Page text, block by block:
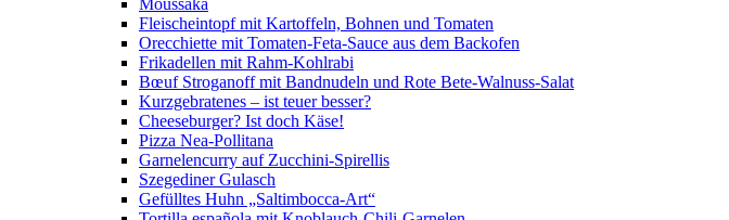
Moussaka
Fleischeintopf mit Kartoffeln, Bohnen und Tomaten
Orecchiette mit Tomaten-Feta-Sauce aus dem Backofen
Frikadellen mit Rahm-Kohlrabi
Bœuf Stroganoff mit Bandnudeln und Rote Bete-Walnuss-Salat
Kurzgebratenes – ist teuer besser?
Cheeseburger? Ist doch Käse!
Pizza Nea-Pollitana
Garnelencurry auf Zucchini-Spirellis
Szegediner Gulasch
Gefülltes Huhn „Saltimbocca-Art“